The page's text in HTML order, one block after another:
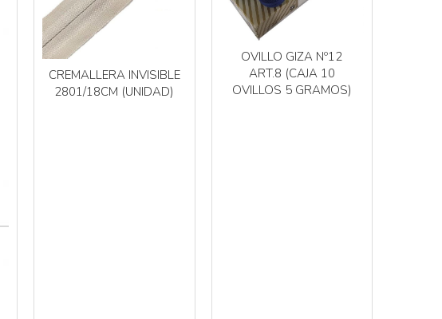
CREMALLERA INVISIBLE
2801/18CM (UNIDAD)
OVILLO GIZA Nº12
ART.8 (CAJA 10
OVILLOS 5 GRAMOS)